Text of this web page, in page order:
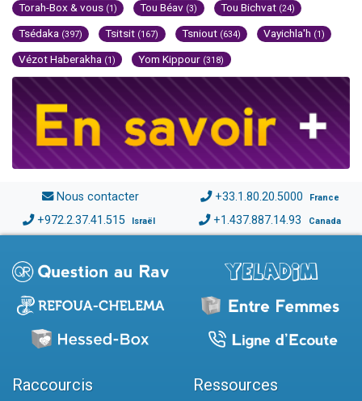
Torah-Box & vous (1) Tou Béav (3) Tou Bichvat (24)
Tsédaka (397) Tsitsit (167) Tsniout (634) Vayichla'h (1)
Vézot Haberakha (1) Yom Kippour (318)
Nous contacter +33.1.80.20.5000 France
+972.2.37.41.515 Israël +1.437.887.14.93 Canada
Raccourcis Ressources